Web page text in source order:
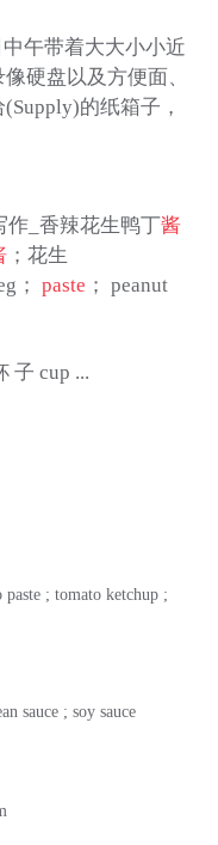
午带着大大小小近
硬盘以及方便面、
的纸箱子，
作_香辣花生鸭丁酱
；花生
； paste ； peanut
子 cup ...
paste ; tomato ketchup ;
sauce ; soy sauce